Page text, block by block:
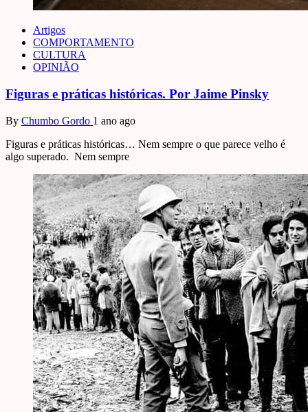
Artigos
COMPORTAMENTO
CULTURA
OPINIÃO
Figuras e práticas históricas. Por Jaime Pinsky
By Chumbo Gordo 1 ano ago
Figuras e práticas históricas… Nem sempre o que parece velho é
algo superado. Nem sempre